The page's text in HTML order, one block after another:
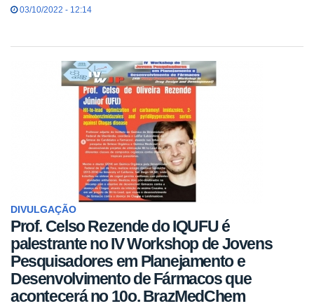
03/10/2022 - 12:14
DIVULGAÇÃO
Prof. Celso Rezende do IQUFU é
palestrante no IV Workshop de Jovens
Pesquisadores em Planejamento e
Desenvolvimento de Fármacos que
acontecerá no 10o. BrazMedChem